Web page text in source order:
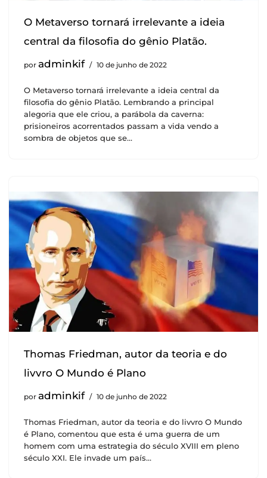
O Metaverso tornará irrelevante a ideia
central da filosofia do gênio Platão.
por adminkif 10 de junho de 2022
O Metaverso tornará irrelevante a ideia central da
filosofia do gênio Platão. Lembrando a principal
alegoria que ele criou, a parábola da caverna:
prisioneiros acorrentados passam a vida vendo a
sombra de objetos que se…
Thomas Friedman, autor da teoria e do
livvro O Mundo é Plano
por adminkif 10 de junho de 2022
Thomas Friedman, autor da teoria e do livvro O Mundo
é Plano, comentou que esta é uma guerra de um
homem com uma estrategia do século XVIII em pleno
século XXI. Ele invade um país…